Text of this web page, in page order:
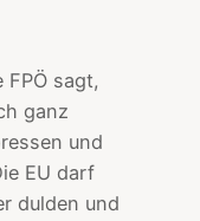
FPÖ sagt,
ganz
und
EU darf
dulden und